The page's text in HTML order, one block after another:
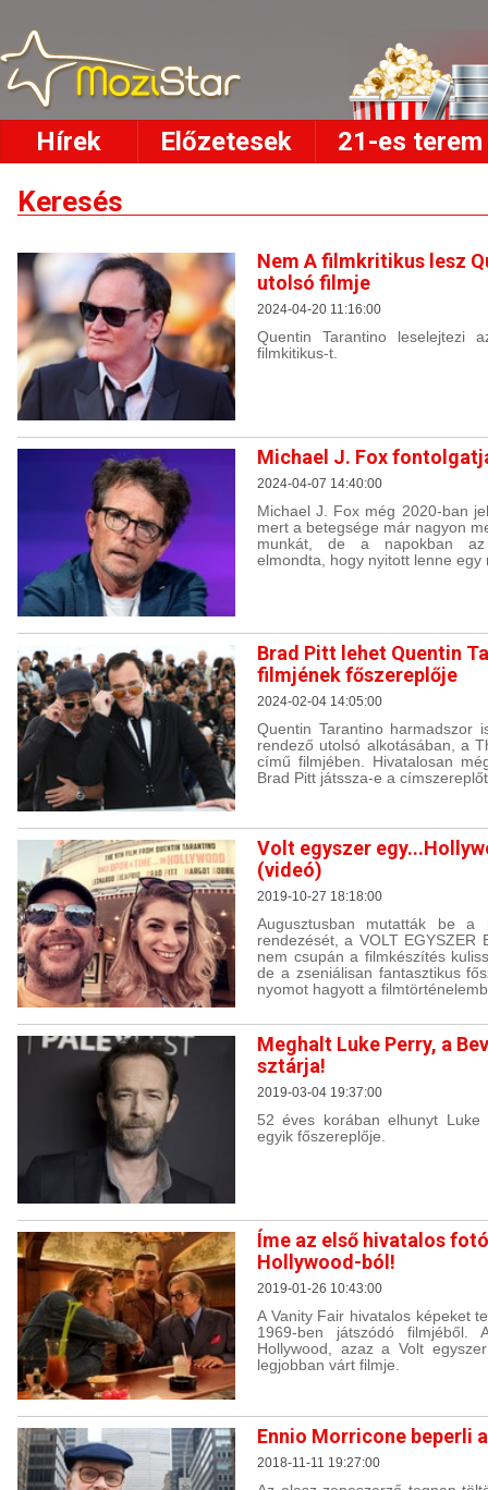
Hírek Előzetesek 21-es terem
Keresés
Nem A filmkritikus lesz
utolsó filmje
2024-04-20 11:16:00
Quentin Tarantino leselejtezi
filmkitikus-t.
Michael J. Fox
2024-04-07 14:40:00
Michael J. Fox még 2020-ban
mert a betegsége már nagyon
munkát, de a napokban az
elmondta, hogy nyitott lenne egy
Brad Pitt lehet Quentin
filmjének főszereplője
2024-02-04 14:05:00
Quentin Tarantino harmadszor
rendező utolsó alkotásában, a
című filmjében. Hivatalosan
Brad Pitt játssza-e a
Volt egyszer
(videó)
2019-10-27 18:18:00
Augusztusban mutatták be a
rendezését, a VOLT EGYSZER
nem csupán a filmkészítés
de a zseniálisan fantasztikus
nyomot hagyott a
Meghalt Luke Perry, a
sztárja!
2019-03-04 19:37:00
52 éves korában elhunyt
egyik főszereplője.
Íme az első hivatalos
Hollywood-ból!
2019-01-26 10:43:00
A Vanity Fair hivatalos képeket
1969-ben játszódó
Hollywood, azaz a Volt
legjobban várt filmje.
Ennio Morricone beperli
2018-11-11 19:27:00